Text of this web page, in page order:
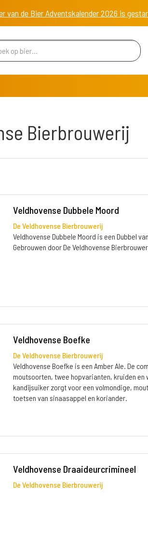
van de Bier Adventskalender 2026 is
Bierbrouwerij
Veldhovense Dubbele Moord
De Veldhovense Bierbrouwerij
Veldhovense Dubbele Moord is een Dubbel
Gebrouwen door De Veldhovense
Veldhovense Boefke
De Veldhovense Bierbrouwerij
Veldhovense Boefke is een Amber Ale. De
moutsoorten, twee hopvarianten, kruiden en
kandijsuiker zorgt voor een volmondige,
toetsen van sinaasappel en koriander.
Veldhovense Draaideurcrimineel
De Veldhovense Bierbrouwerij